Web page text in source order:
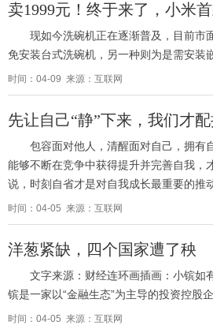
卖1999元！终于来了，小米
现如今洗碗机正在逐渐普及，目前市
免安装台式洗碗机，另一种则为是需安装
时间：04-09 来源：互联网
先让自己“静”下来，我们才
包容面对他人，清醒面对自己，拥有
能够不断在竞争中获得提升并完善自我，
说，时刻自省才是对自我成长最重要的推
时间：04-05 来源：互联网
洋葱紧缺，四个国家遭了秧
文字来源：财经连环画插画：小镔如
镔是一家以“金融生态”为主导的投资控股企
时间：04-05 来源：互联网